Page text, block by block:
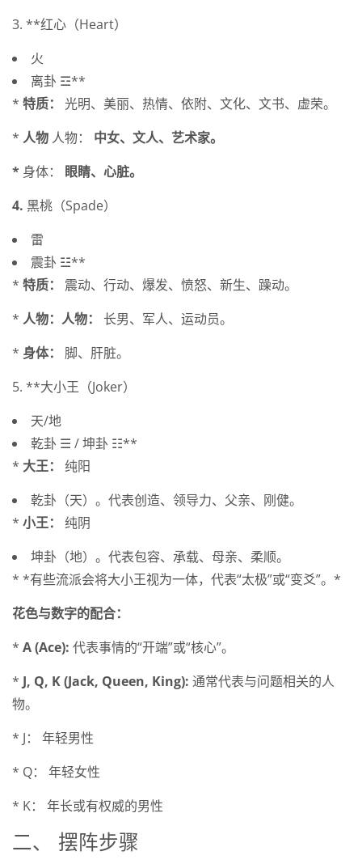
3. **红心（Heart）
火
离卦 ☲**
* 特质：
光明、美丽、热情、依附、文化、文书、虚荣。
* 人物 人物：
中女、文人、艺术家。
* 身体：
眼睛、心脏。
4. 黑桃（Spade）
雷
震卦 ☳**
* 特质：
震动、行动、爆发、愤怒、新生、躁动。
* 人物：人物：
长男、军人、运动员。
* 身体：
脚、肝脏。
5. **大小王（Joker）
天/地
乾卦 ☰ / 坤卦 ☷**
* 大王：
纯阳
乾卦（天）。代表创造、领导力、父亲、刚健。
* 小王：
纯阴
坤卦（地）。代表包容、承载、母亲、柔顺。
* *有些流派会将大小王视为一体，代表“太极”或“变爻”。*
花色与数字的配合：
* A (Ace): 代表事情的“开端”或“核心”。
* J, Q, K (Jack, Queen, King): 通常代表与问题相关的人
物。
* J： 年轻男性
* Q： 年轻女性
* K： 年长或有权威的男性
二、 摆阵步骤